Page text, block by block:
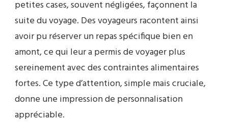
petites cases, souvent négligées, façonnent la
suite du voyage. Des voyageurs racontent ainsi
avoir pu réserver un repas spécifique bien en
amont, ce qui leur a permis de voyager plus
sereinement avec des contraintes alimentaires
fortes. Ce type d’attention, simple mais cruciale,
donne une impression de personnalisation
appréciable.